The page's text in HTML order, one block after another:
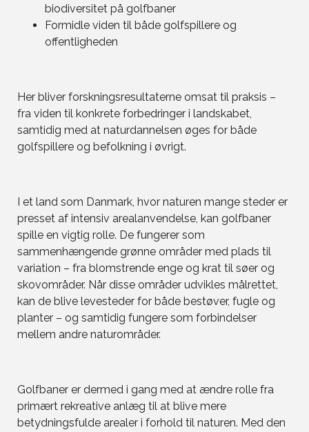
biodiversitet på golfbaner
Formidle viden til både golfspillere og
offentligheden
Her bliver forskningsresultaterne omsat til praksis –
fra viden til konkrete forbedringer i landskabet,
samtidig med at naturdannelsen øges for både
golfspillere og befolkning i øvrigt.
I et land som Danmark, hvor naturen mange steder er
presset af intensiv arealanvendelse, kan golfbaner
spille en vigtig rolle. De fungerer som
sammenhængende grønne områder med plads til
variation – fra blomstrende enge og krat til søer og
skovområder. Når disse områder udvikles målrettet,
kan de blive levesteder for både bestøver, fugle og
planter – og samtidig fungere som forbindelser
mellem andre naturområder.
Golfbaner er dermed i gang med at ændre rolle fra
primært rekreative anlæg til at blive mere
betydningsfulde arealer i forhold til naturen. Med den